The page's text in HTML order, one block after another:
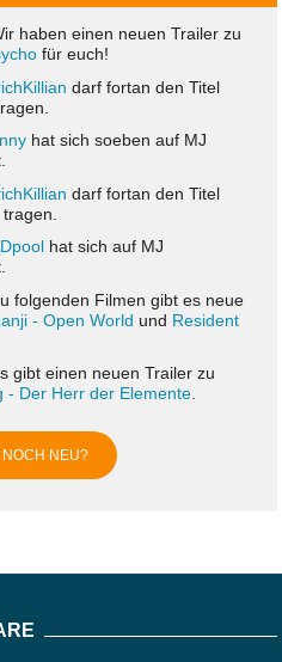
haben einen neuen Trailer zu
für euch!
darf fortan den Titel
hat sich soeben auf MJ
darf fortan den Titel
hat sich auf MJ
folgenden Filmen gibt es neue
- Open World und Resident
gibt einen neuen Trailer zu
- Der Herr der Elemente
NOCH NEU?